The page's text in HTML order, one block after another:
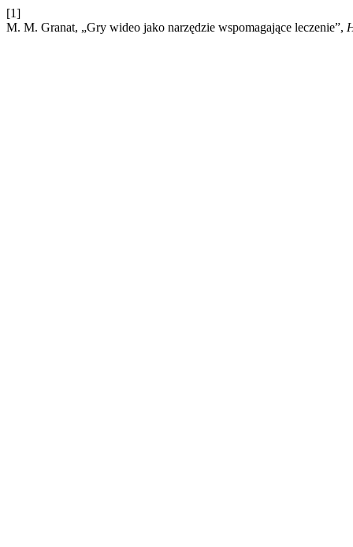
[1]
M. M. Granat, „Gry wideo jako narzędzie wspomagające leczenie”,